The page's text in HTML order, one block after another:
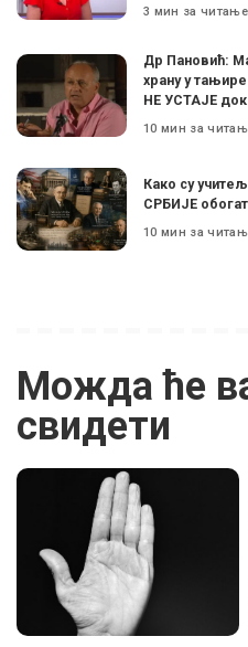
3 мин за читање
Др Пановић:
храну у
НЕ УСТАЈЕ
10 мин за
Како су
СРБИЈЕ
10 мин за
Можда ће
свидети